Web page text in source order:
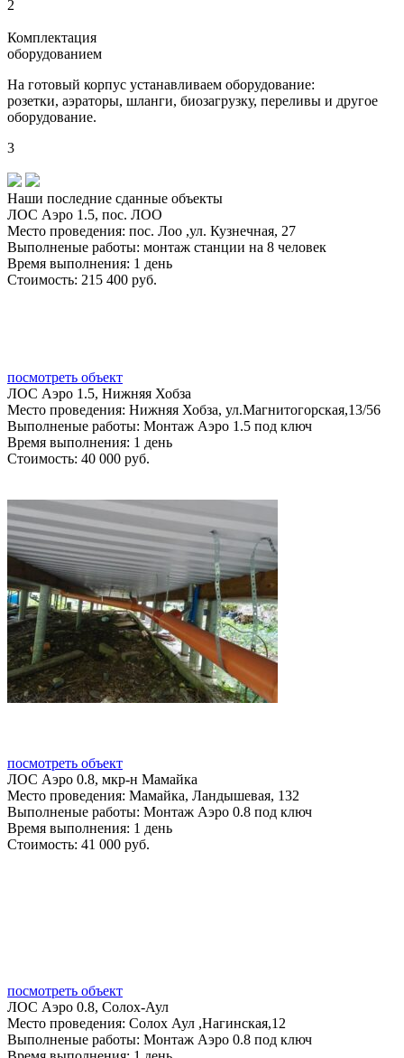
2
Комплектация
оборудованием
На готовый корпус устанавливаем оборудование:
розетки, аэраторы, шланги, биозагрузку, переливы и другое
оборудование.
3
Наши последние сданные объекты
ЛОС Аэро 1.5, пос. ЛОО
Место проведения: пос. Лоо ,ул. Кузнечная, 27
Выполненые работы: монтаж станции на 8 человек
Время выполнения: 1 день
Стоимость: 215 400 руб.
посмотреть объект
ЛОС Аэро 1.5, Нижняя Хобза
Место проведения: Нижняя Хобза, ул.Магнитогорская,13/56
Выполненые работы: Монтаж Аэро 1.5 под ключ
Время выполнения: 1 день
Стоимость: 40 000 руб.
посмотреть объект
ЛОС Аэро 0.8, мкр-н Мамайка
Место проведения: Мамайка, Ландышевая, 132
Выполненые работы: Монтаж Аэро 0.8 под ключ
Время выполнения: 1 день
Стоимость: 41 000 руб.
посмотреть объект
ЛОС Аэро 0.8, Солох-Аул
Место проведения: Солох Аул ,Нагинская,12
Выполненые работы: Монтаж Аэро 0.8 под ключ